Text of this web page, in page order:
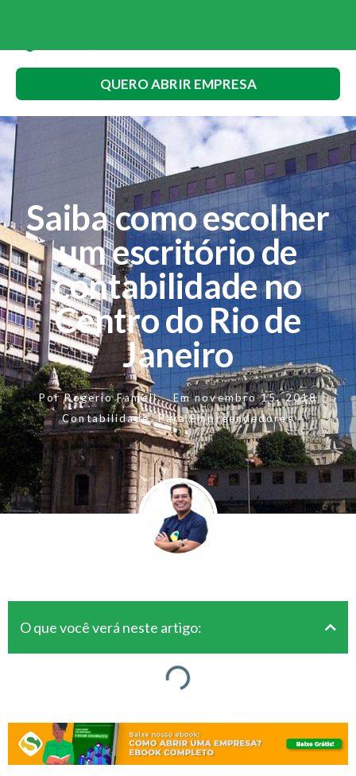
QUERO ABRIR EMPRESA
Saiba como escolher
um escritório de
contabilidade no
Centro do Rio de
Janeiro
PorRogerio Fameli Em novembro 15, 2018
Contabilidade,Para Empreendedores
O que você verá neste artigo: